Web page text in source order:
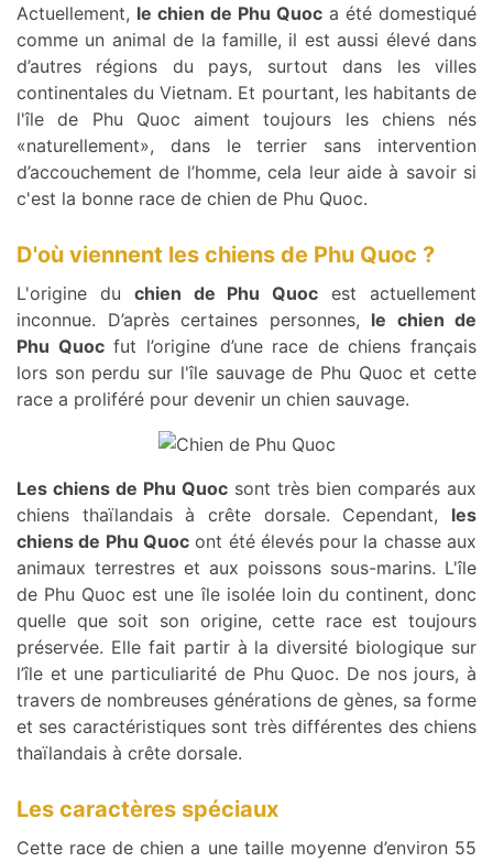
Actuellement, le chien de Phu Quoc a été domestiqué
comme un animal de la famille, il est aussi élevé dans
d’autres régions du pays, surtout dans les villes
continentales du Vietnam. Et pourtant, les habitants de
l'île de Phu Quoc aiment toujours les chiens nés
«naturellement», dans le terrier sans intervention
d’accouchement de l’homme, cela leur aide à savoir si
c'est la bonne race de chien de Phu Quoc.
D'où viennent les chiens de Phu Quoc ?
L'origine du chien de Phu Quoc est actuellement
inconnue. D’après certaines personnes, le chien de
Phu Quocfut l’origine d’une race de chiens français
lors son perdu sur l'île sauvage de Phu Quoc et cette
race a proliféré pour devenir un chien sauvage.
Les chiens de Phu Quoc sont très bien comparés aux
chiens thaïlandais à crête dorsale. Cependant, les
chiens de Phu Quocont été élevés pour la chasse aux
animaux terrestres et aux poissons sous-marins. L'île
de Phu Quoc est une île isolée loin du continent, donc
quelle que soit son origine, cette race est toujours
préservée. Elle fait partir à la diversité biologique sur
l’île et une particuliarité de Phu Quoc. De nos jours, à
travers de nombreuses générations de gènes, sa forme
et ses caractéristiques sont très différentes des chiens
thaïlandais à crête dorsale.
Les caractères spéciaux
Cette race de chien a une taille moyenne d’environ 55